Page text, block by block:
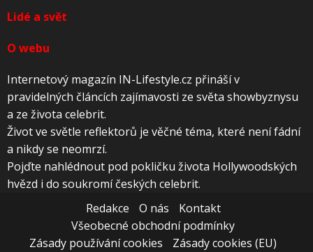
Lidé a svět
O webu
Internetový magazín IN-Lifestyle.cz přináší v
pravidelných článcích zajímavosti ze světa showbyznysu
a ze života celebrit.
Život ve světle reflektorů je věčné téma, které není fádní
a nikdy se neomrzí.
Pojďte nahlédnout pod pokličku života Hollywoodských
hvězd i do soukromí českých celebrit.
Redakce
O nás
Kontakt
Všeobecné obchodní podmínky
Zásady používání cookies
Zásady cookies (EU)